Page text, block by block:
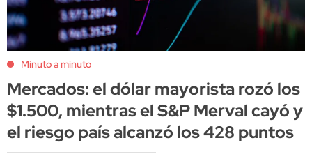
Minuto a minuto
Mercados: el dólar mayorista rozó los
$1.500, mientras el S&P Merval cayó y
el riesgo país alcanzó los 428 puntos